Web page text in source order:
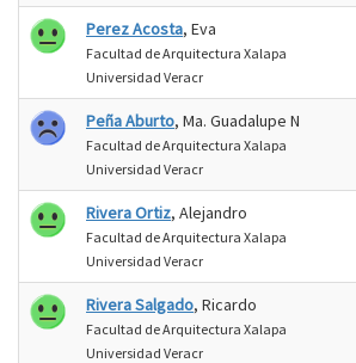
Perez Acosta, Eva
Facultad de Arquitectura Xalapa
Universidad Veracr
Peña Aburto, Ma. Guadalupe N
Facultad de Arquitectura Xalapa
Universidad Veracr
Rivera Ortiz, Alejandro
Facultad de Arquitectura Xalapa
Universidad Veracr
Rivera Salgado, Ricardo
Facultad de Arquitectura Xalapa
Universidad Veracr